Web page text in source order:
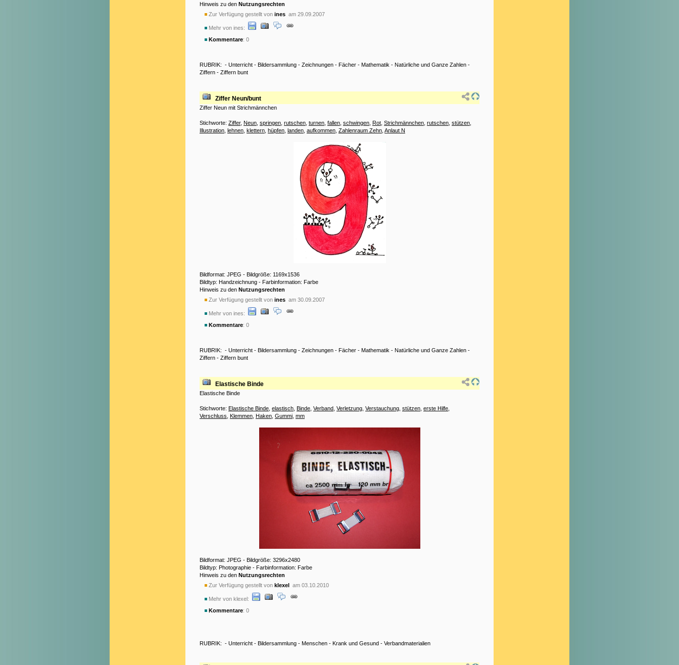
Hinweis zu den Nutzungsrechten
Zur Verfügung gestellt von ines am 29.09.2007
Mehr von ines:
Kommentare: 0
RUBRIK: - Unterricht - Bildersammlung - Zeichnungen - Fächer - Mathematik - Natürliche und Ganze Zahlen -
Ziffern - Ziffern bunt
Ziffer Neun/bunt
Ziffer Neun mit Strichmännchen
Stichworte: Ziffer, Neun springen rutschen turnen fallen schwingen Rot Strichmännchen rutschen stützen
Illustration lehnen klettern hüpfen landen aufkommen Zahlenraum Zehn Anlaut N
Bildformat: JPEG - Bildgröße: 1169x1536
Bildtyp: Handzeichnung - Farbinformation: Farbe
Hinweis zu den Nutzungsrechten
Zur Verfügung gestellt von ines am 30.09.2007
Mehr von ines:
Kommentare: 0
RUBRIK: - Unterricht - Bildersammlung - Zeichnungen - Fächer - Mathematik - Natürliche und Ganze Zahlen -
Ziffern - Ziffern bunt
Elastische Binde
Elastische Binde
Stichworte: Elastische Binde elastisch Binde Verband Verletzung Verstauchung stützen erste Hilfe
Verschluss Klemmen Haken Gummi mm
Bildformat: JPEG - Bildgröße: 3296x2480
Bildtyp: Photographie - Farbinformation: Farbe
Hinweis zu den Nutzungsrechten
Zur Verfügung gestellt von klexel am 03.10.2010
Mehr von klexel:
Kommentare: 0
RUBRIK: - Unterricht - Bildersammlung - Menschen - Krank und Gesund - Verbandmaterialien